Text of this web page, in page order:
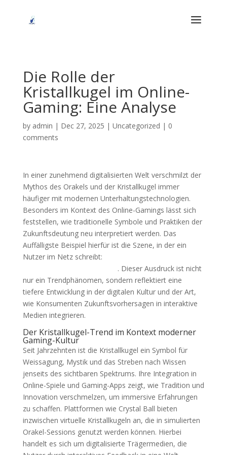
Die Rolle der
Kristallkugel im Online-
Gaming: Eine Analyse
by admin | Dec 27, 2025 | Uncategorized | 0
comments
In einer zunehmend digitalisierten Welt verschmilzt der
Mythos des Orakels und der Kristallkugel immer
häufiger mit modernen Unterhaltungstechnologien.
Besonders im Kontext des Online-Gamings lässt sich
feststellen, wie traditionelle Symbole und Praktiken der
Zukunftsdeutung neu interpretiert werden. Das
Auffälligste Beispiel hierfür ist die Szene, in der ein
Nutzer im Netz schreibt:
. Dieser Ausdruck ist nicht
nur ein Trendphänomen, sondern reflektiert eine
tiefere Entwicklung in der digitalen Kultur und der Art,
wie Konsumenten Zukunftsvorhersagen in interaktive
Medien integrieren.
Der Kristallkugel-Trend im Kontext moderner
Gaming-Kultur
Seit Jahrzehnten ist die Kristallkugel ein Symbol für
Weissagung, Mystik und das Streben nach Wissen
jenseits des sichtbaren Spektrums. Ihre Integration in
Online-Spiele und Gaming-Apps zeigt, wie Tradition und
Innovation verschmelzen, um immersive Erfahrungen
zu schaffen. Plattformen wie Crystal Ball bieten
inzwischen virtuelle Kristallkugeln an, die in simulierten
Orakel-Sessions genutzt werden können. Hierbei
handelt es sich um digitalisierte Trägermedien, die